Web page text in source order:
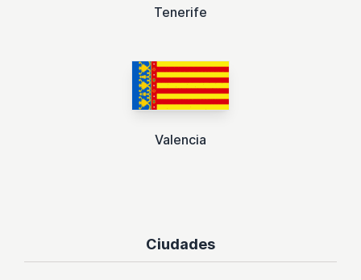
Tenerife
Valencia
Ciudades